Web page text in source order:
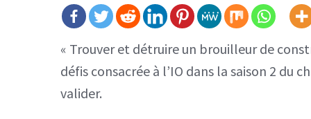
« Trouver et détruire un brouilleur de
défis consacrée à l’IO dans la saison 2 du
valider.